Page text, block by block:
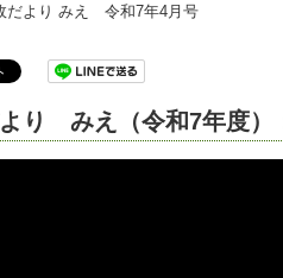
だより みえ 令和7年4月号
り みえ（令和7年度